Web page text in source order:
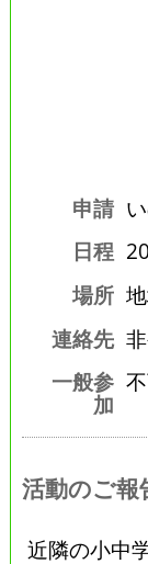
申請
日程
場所
連絡先
一般参
加
活動のご報
近隣の小中